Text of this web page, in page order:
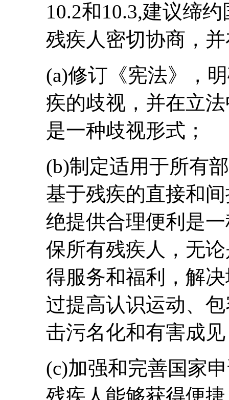
10.2和10.3,建议缔
残疾人密切协商，
(a)修订《宪法》，
疾的歧视，并在立
是一种歧视形式；
(b)制定适用于所有
基于残疾的直接和
绝提供合理便利是
保所有残疾人，无
得服务和福利，解
过提高认识运动、
击污名化和有害成
(c)加强和完善国家